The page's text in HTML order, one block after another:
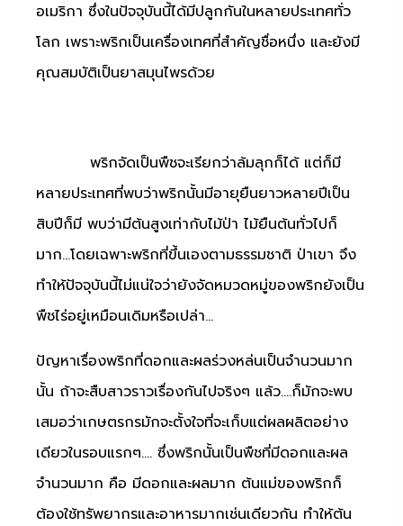
อเมริกา ซึ่งในปัจจุบันนี้ได้มีปลูกกันในหลายประเทศทั่ว
โลก เพราะพริกเป็นเครื่องเทศที่สำคัญชื่อหนึ่ง และยังมี
คุณสมบัติเป็นยาสมุนไพรด้วย
พริกจัดเป็นพืชจะเรียกว่าล้มลุกก็ได้ แต่ก็มี
หลายประเทศที่พบว่าพริกนั้นมีอายุยืนยาวหลายปีเป็น
สิบปีก็มี พบว่ามีต้นสูงเท่ากับไม้ป่า ไม้ยืนต้นทั่วไปก็
มาก…โดยเฉพาะพริกที่ขึ้นเองตามธรรมชาติ ป่าเขา จึง
ทำให้ปัจจุบันนี้ไม่แน่ใจว่ายังจัดหมวดหมู่ของพริกยังเป็น
พืชไร่อยู่เหมือนเดิมหรือเปล่า…
ปัญหาเรื่องพริกที่ดอกและผลร่วงหล่นเป็นจำนวนมาก
นั้น ถ้าจะสืบสาวราวเรื่องกันไปจริงๆ แล้ว….ก็มักจะพบ
เสมอว่าเกษตรกรมักจะตั้งใจที่จะเก็บแต่ผลผลิตอย่าง
เดียวในรอบแรกๆ…. ซึ่งพริกนั้นเป็นพืชที่มีดอกและผล
จำนวนมาก คือ มีดอกและผลมาก ต้นแม่ของพริกก็
ต้องใช้ทรัพยากรและอาหารมากเช่นเดียวกัน ทำให้ต้น